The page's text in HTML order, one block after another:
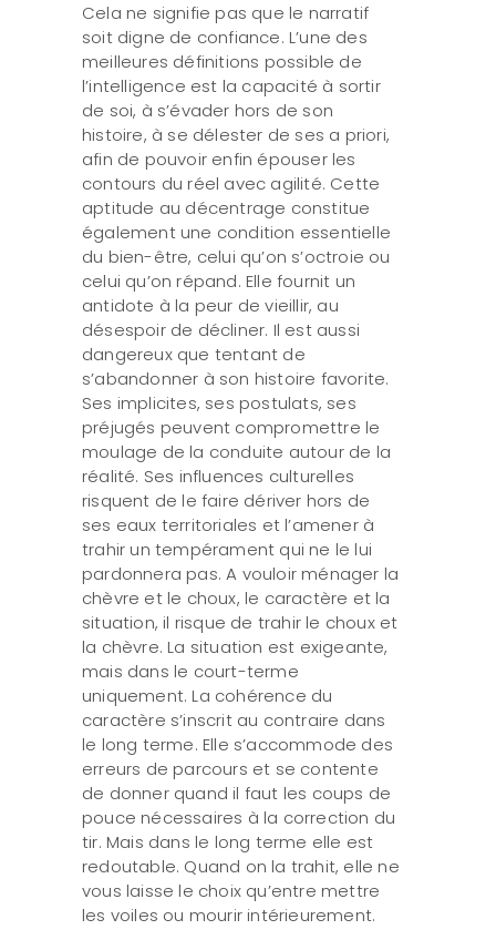
Cela ne signifie pas que le narratif
soit digne de confiance. L’une des
meilleures définitions possible de
l’intelligence est la capacité à sortir
de soi, à s’évader hors de son
histoire, à se délester de ses a priori,
afin de pouvoir enfin épouser les
contours du réel avec agilité. Cette
aptitude au décentrage constitue
également une condition essentielle
du bien-être, celui qu’on s’octroie ou
celui qu’on répand. Elle fournit un
antidote à la peur de vieillir, au
désespoir de décliner. Il est aussi
dangereux que tentant de
s’abandonner à son histoire favorite.
Ses implicites, ses postulats, ses
préjugés peuvent compromettre le
moulage de la conduite autour de la
réalité. Ses influences culturelles
risquent de le faire dériver hors de
ses eaux territoriales et l’amener à
trahir un tempérament qui ne le lui
pardonnera pas. A vouloir ménager la
chèvre et le choux, le caractère et la
situation, il risque de trahir le choux et
la chèvre. La situation est exigeante,
mais dans le court-terme
uniquement. La cohérence du
caractère s’inscrit au contraire dans
le long terme. Elle s’accommode des
erreurs de parcours et se contente
de donner quand il faut les coups de
pouce nécessaires à la correction du
tir. Mais dans le long terme elle est
redoutable. Quand on la trahit, elle ne
vous laisse le choix qu’entre mettre
les voiles ou mourir intérieurement.